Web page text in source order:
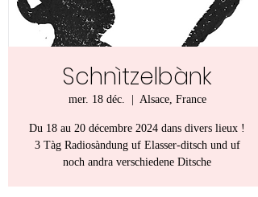
Schnìtzelbànk
mer. 18 déc.
  |
Alsace, France
Du 18 au 20 décembre 2024 dans divers lieux !
3 Tàg Radiosàndung uf Elasser-ditsch und uf
noch andra verschiedene Ditsche